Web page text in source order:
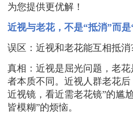
为您提供更优解！
近视与老花， 不是“抵消”而
误区 ： 近视和老花能互相抵消
真相 ： 近视是屈光问题，老
者本质不同。近视人群老花后
近视镜，看近需老花镜”的尴
皆模糊”的烦恼。